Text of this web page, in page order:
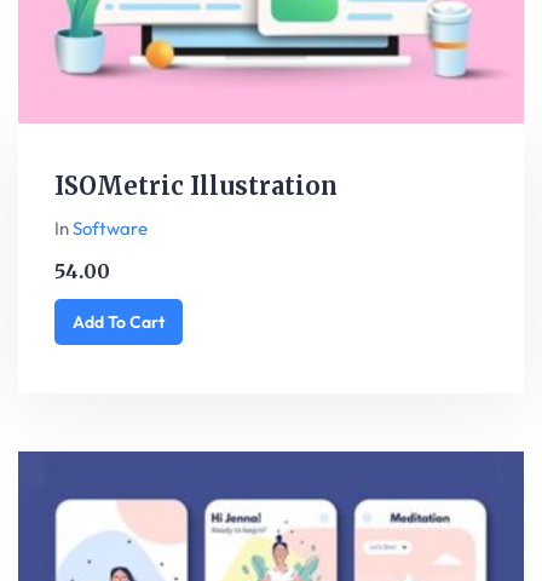
ISOMetric Illustration
InSoftware
54.00
Add To Cart